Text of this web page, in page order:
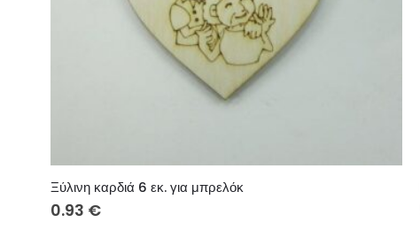
Ξύλινη καρδιά 6 εκ. για μπρελόκ
0.93 €